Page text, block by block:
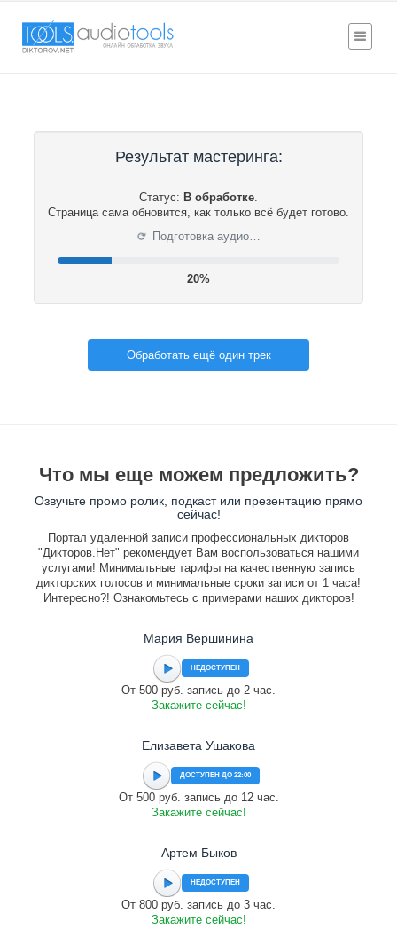
Результат мастеринга:
Статус: В обработке.
Страница сама обновится, как только всё будет готово.
⟳ Подготовка аудио…
20%
Обработать ещё один трек
Что мы еще можем предложить?
Озвучьте промо ролик, подкаст или презентацию прямо
сейчас!
Портал удаленной записи профессиональных дикторов
"Дикторов.Нет" рекомендует Вам воспользоваться нашими
услугами! Минимальные тарифы на качественную запись
дикторских голосов и минимальные сроки записи от 1 часа!
Интересно?! Ознакомьтесь с примерами наших дикторов!
Мария Вершинина
НЕДОСТУПЕН
От 500 руб. запись до 2 час.
Закажите сейчас!
Елизавета Ушакова
ДОСТУПЕН ДО 22:00
От 500 руб. запись до 12 час.
Закажите сейчас!
Артем Быков
НЕДОСТУПЕН
От 800 руб. запись до 3 час.
Закажите сейчас!